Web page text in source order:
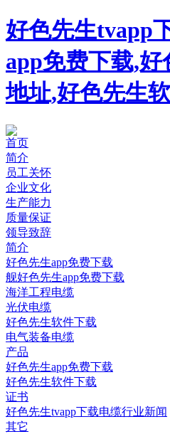
好色先生tvapp
app免费下载,
地址,好色先生
首页
简介
员工关怀
企业文化
生产能力
质量保证
领导致辞
简介
好色先生app免费下载
舰好色先生app免费下载
海洋工程电缆
光伏电缆
好色先生软件下载
电气装备电缆
产品
好色先生app免费下载
好色先生软件下载
证书
好色先生tvapp下载电缆行业新闻
其它